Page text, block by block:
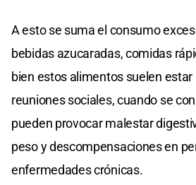
A esto se suma el consumo
bebidas azucaradas, comidas
bien estos alimentos suelen
reuniones sociales, cuando se
pueden provocar malestar
peso y descompensaciones en
enfermedades crónicas.